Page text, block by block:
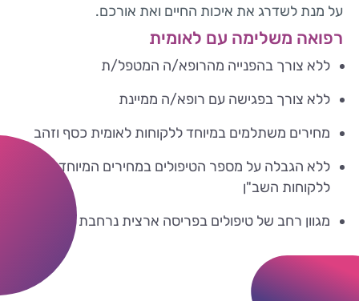
על מנת לשדרג את איכות החיים ואת אורכם.
רפואה משלימה עם לאומית
ללא צורך בהפנייה מהרופא/ה המטפל/ת
ללא צורך בפגישה עם רופא/ה ממיינת
מחירים משתלמים במיוחד ללקוחות לאומית כסף וזהב
ללא הגבלה על מספר הטיפולים במחירים המיוחדים
ללקוחות השב"ן
מגוון רחב של טיפולים בפריסה ארצית נרחבת